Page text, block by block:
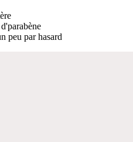
peu par hasard